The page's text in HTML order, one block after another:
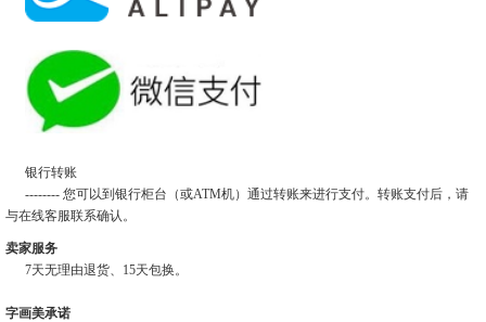
银行转账
-------- 您可以到银行柜台（或ATM机）通过转账来进行支付。转账支付后，请
与在线客服联系确认。
卖家服务
7天无理由退货、15天包换。
字画美承诺